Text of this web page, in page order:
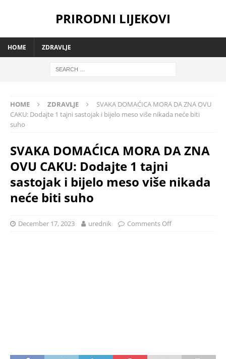
PRIRODNI LIJEKOVI
HOME ZDRAVLJE
HOME ZDRAVLJE
SVAKA DOMAĆICA MORA DA ZNA OVU
CAKU: Dodajte 1 tajni sastojak i bijelo meso više nikada neće biti
suho
SVAKA DOMAĆICA MORA DA ZNA
OVU CAKU: Dodajte 1 tajni
sastojak i bijelo meso više nikada
neće biti suho
December 17, 2023 urednik Comments Off